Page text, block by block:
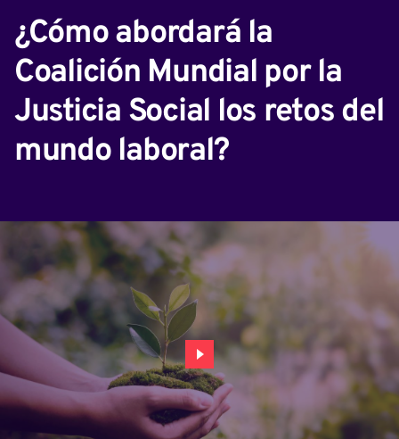
¿Cómo abordará la
Coalición Mundial por la
Justicia Social los retos del
mundo laboral?